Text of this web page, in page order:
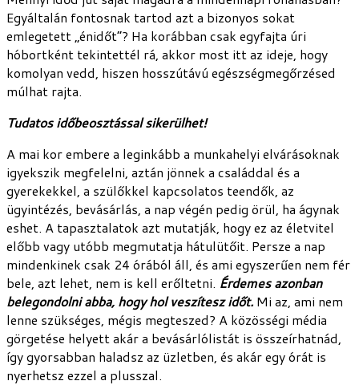
Egyáltalán fontosnak tartod azt a bizonyos sokat
emlegetett „énidőt”? Ha korábban csak egyfajta úri
hóbortként tekintettél rá, akkor most itt az ideje, hogy
komolyan vedd, hiszen hosszútávú egészségmegőrzésed
múlhat rajta.
Tudatos időbeosztással sikerülhet!
A mai kor embere a leginkább a munkahelyi elvárásoknak
igyekszik megfelelni, aztán jönnek a családdal és a
gyerekekkel, a szülőkkel kapcsolatos teendők, az
ügyintézés, bevásárlás, a nap végén pedig örül, ha ágynak
eshet. A tapasztalatok azt mutatják, hogy ez az életvitel
előbb vagy utóbb megmutatja hátulütőit. Persze a nap
mindenkinek csak 24 órából áll, és ami egyszerűen nem fér
bele, azt lehet, nem is kell erőltetni. Érdemes azonban
belegondolni abba, hogy hol veszítesz időt. Mi az, ami nem
lenne szükséges, mégis megteszed? A közösségi média
görgetése helyett akár a bevásárlólistát is összeírhatnád,
így gyorsabban haladsz az üzletben, és akár egy órát is
nyerhetsz ezzel a plusszal.